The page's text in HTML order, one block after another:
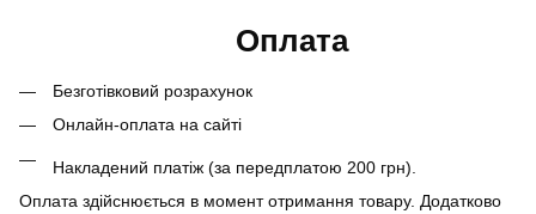
Оплата
Безготівковий розрахунок
Онлайн-оплата на сайті
Накладений платіж (за передплатою 200 грн).
Оплата здійснюється в момент отримання товару. Додатково